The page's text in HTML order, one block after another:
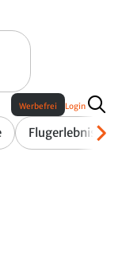
Flugerlebnis
Werbefrei Login